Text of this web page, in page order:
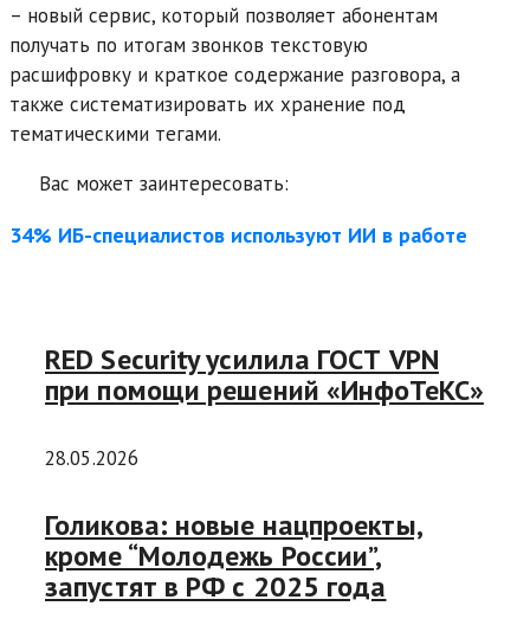
– новый сервис, который позволяет абонентам
получать по итогам звонков текстовую
расшифровку и краткое содержание разговора, а
также систематизировать их хранение под
тематическими тегами.
Вас может заинтересовать:
34% ИБ-специалистов используют ИИ в работе
RED Security усилила ГОСТ VPN
при помощи решений «ИнфоТеКС»
28.05.2026
Голикова: новые нацпроекты,
кроме “Молодежь России”,
запустят в РФ с 2025 года